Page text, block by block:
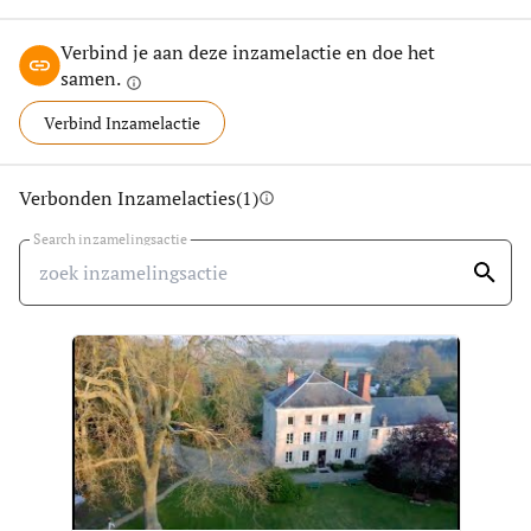
Ontdek de leerstellingen van de Sivananda Yoga Ashram
https://youtu.be/Y3VphelJrQ4
Verbind je aan deze inzamelactie en doe het
samen. info
Verbind Inzamelactie
Verbonden Inzamelacties(1)info
Search inzamelingsactie